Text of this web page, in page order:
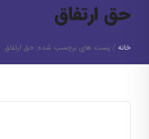
حق ارتفاق
خانه / پست های برچسب شده: حق ارتفاق